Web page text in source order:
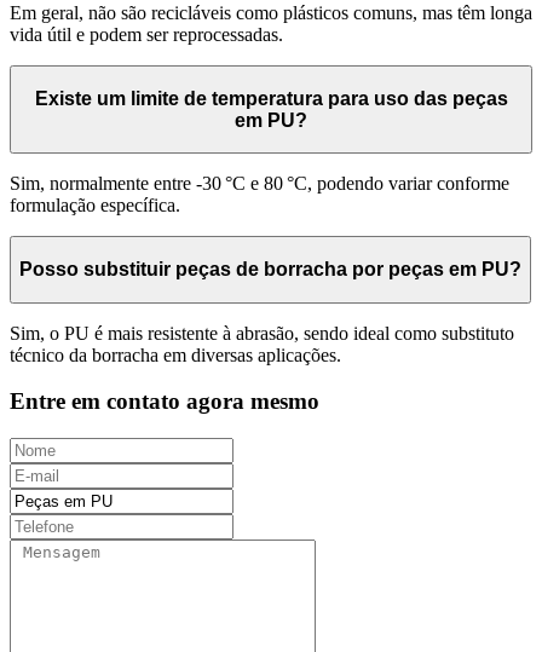
Em geral, não são recicláveis como plásticos comuns, mas têm longa
vida útil e podem ser reprocessadas.
Existe um limite de temperatura para uso das peças
em PU?
Sim, normalmente entre -30 °C e 80 °C, podendo variar conforme
formulação específica.
Posso substituir peças de borracha por peças em PU?
Sim, o PU é mais resistente à abrasão, sendo ideal como substituto
técnico da borracha em diversas aplicações.
Entre em contato agora mesmo